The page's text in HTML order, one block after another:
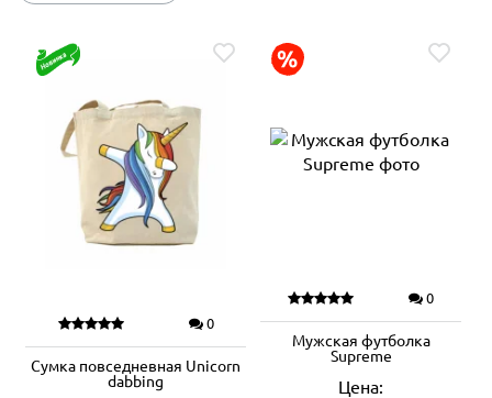
0
Сумка повседневная Unicorn
dabbing
0
Мужская футболка
Supreme
Цена: